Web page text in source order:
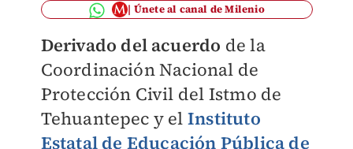
Únete al canal de Milenio
Derivado del acuerdo de la
Coordinación Nacional de
Protección Civil del Istmo de
Tehuantepec y el Instituto
Estatal de Educación Pública de